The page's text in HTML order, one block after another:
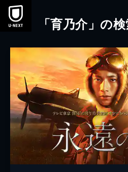
本文へスキップ
「育乃介」の